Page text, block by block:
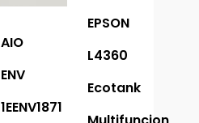
AIO
ENV
1EENV1871
EPSON
L4360
Ecotank
Portatiles